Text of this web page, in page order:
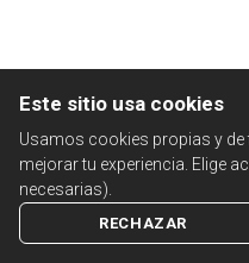
Este sitio usa cookies
Usamos cookies propias y
mejorar tu experiencia. Elige
necesarias).
RECHAZAR